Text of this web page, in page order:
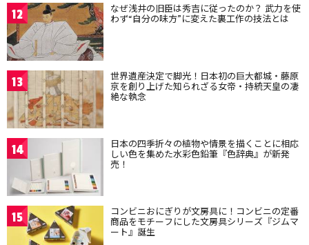
12 なぜ浅井の旧臣は秀吉に従ったのか？ 武力を使
わず“自分の味方”に変えた裏工作の技法とは
13 世界遺産決定で脚光！日本初の巨大都城・藤原
京を創り上げた知られざる女帝・持統天皇の凄
絶な執念
14 日本の四季折々の植物や情景を描くことに相応
しい色を集めた水彩色鉛筆『色辞典』が新発
売！
15 コンビニおにぎりが文房具に！コンビニの定番
商品をモチーフにした文房具シリーズ『ジムマ
ート』誕生